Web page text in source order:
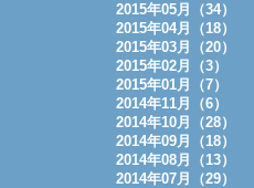
2015年05月（34）
2015年04月（18）
2015年03月（20）
2015年02月（3）
2015年01月（7）
2014年11月（6）
2014年10月（28）
2014年09月（18）
2014年08月（13）
2014年07月（29）